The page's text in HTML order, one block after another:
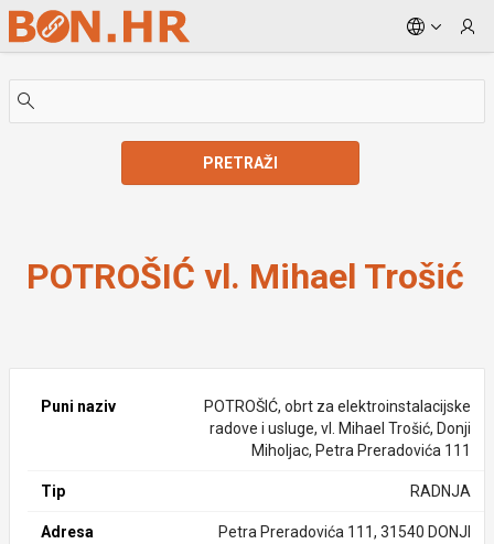
Skip to Main Content
PRETRAŽI
POTROŠIĆ vl. Mihael Trošić
Puni naziv
POTROŠIĆ, obrt za elektroinstalacijske
radove i usluge, vl. Mihael Trošić, Donji
Miholjac, Petra Preradovića 111
Tip RADNJA
Adresa
Petra Preradovića 111, 31540 DONJI